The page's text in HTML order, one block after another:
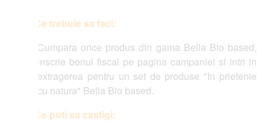
trebuie sa faci:
orice produs din gama Bella Bio based,
bonul fiscal pe pagina campaniei si intri in
pentru un set de produse "In prietenie
natura" Bella Bio based.
poti sa castigi: